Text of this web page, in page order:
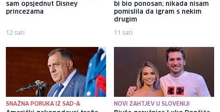
sam opsjednut Disney
princezama
12 sati
bi bio ponosan; nikada nisam
pomislila da igram s nekim
drugim
11 sati
SNAŽNA PORUKA IZ SAD-A NOVI ZAHTJEV U SLOVENIJI